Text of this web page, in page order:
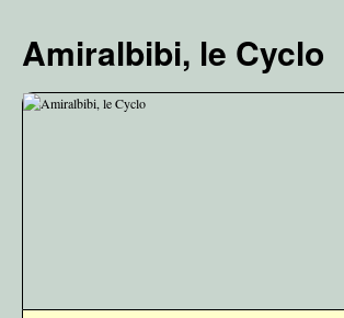
contenu
Amiralbibi, le Cyclo